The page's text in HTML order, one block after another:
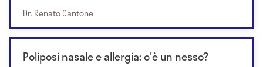
Dr. Renato Cantone
Poliposi nasale e allergia: c'è un nesso?